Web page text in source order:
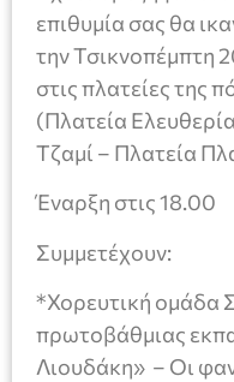
επιθυμία σας θα
την Τσικνοπέμπτη
στις πλατείες της
(Πλατεία
Τζαμί – Πλατεία
Έναρξη στις 18.00
Συμμετέχουν:
*Χορευτική ομάδα
πρωτοβάθμιας
Λιουδάκη» – Οι